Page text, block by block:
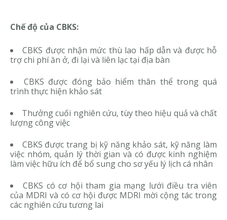
Chế độ của CBKS:
CBKS được nhận mức thù lao hấp dẫn và được hỗ
trợ chi phí ăn ở, đi lại và liên lạc tại địa bàn
CBKS được đóng bảo hiểm thân thể trong quá
trình thực hiện khảo sát
Thưởng cuối nghiên cứu, tùy theo hiệu quả và chất
lượng công việc
CBKS được trang bị kỹ năng khảo sát, kỹ năng làm
việc nhóm, quản lý thời gian và có được kinh nghiệm
làm việc hữu ích để bổ sung cho sơ yếu lý lịch cá nhân
CBKS có cơ hội tham gia mạng lưới điều tra viên
của MDRI và có cơ hội được MDRI mời cộng tác trong
các nghiên cứu tương lai